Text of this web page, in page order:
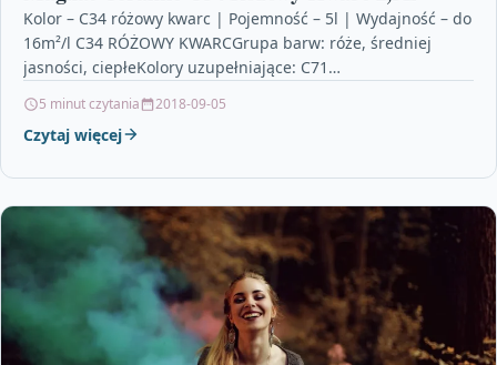
Kolor – C34 różowy kwarc | Pojemność – 5l | Wydajność – do
16m²/l C34 RÓŻOWY KWARCGrupa barw: róże, średniej
jasności, ciepłeKolory uzupełniające: C71…
5 minut czytania 2018-09-05
Czytaj więcej